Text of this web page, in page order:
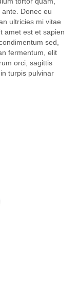
Donec eu
ultricies mi vitae
amet est et sapien
sed,
fermentum, elit
orci, sagittis
turpis pulvinar